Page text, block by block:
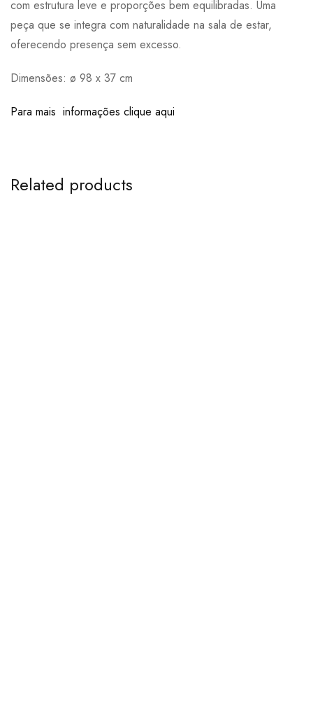
com estrutura leve e proporções bem equilibradas. Uma
peça que se integra com naturalidade na sala de estar,
oferecendo presença sem excesso.
Dimensões: ø 98 x 37 cm
Para mais informações clique aqui
Related products